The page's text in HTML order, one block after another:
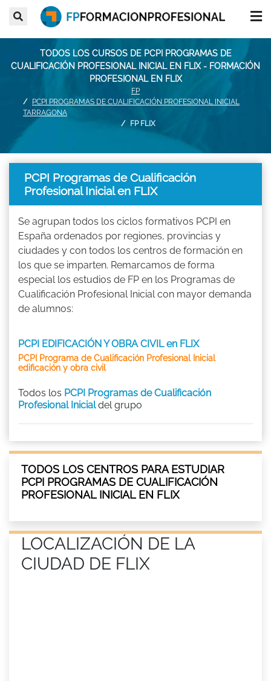
TODOS LOS CURSOS DE PCPI PROGRAMAS DE
CUALIFICACIÓN PROFESIONAL INICIAL EN FLIX - FORMACIÓN
PROFESIONAL EN FLIX
FP
PCPI PROGRAMAS DE CUALIFICACIÓN PROFESIONAL INICIAL
TARRAGONA
FP FLIX
PCPI Programas de Cualificación
Profesional Inicial en FLIX
Se agrupan todos los ciclos formativos PCPI en
España ordenados por regiones, provincias y
ciudades y con todos los centros de formación en
los que se imparten. Remarcamos de forma
especial los estudios de FP en los Programas de
Cualificación Profesional Inicial con mayor demanda
de alumnos:
PCPI EDIFICACIÓN Y OBRA CIVIL en FLIX
PCPI Programa de Cualificación Profesional Inicial
edificación y obra civil
Todos los PCPI Programas de Cualificación
Profesional Inicialdel grupo
TODOS LOS CENTROS PARA ESTUDIAR
PCPI PROGRAMAS DE CUALIFICACIÓN
PROFESIONAL INICIAL EN FLIX
LOCALIZACIÓN DE LA
CIUDAD DE FLIX